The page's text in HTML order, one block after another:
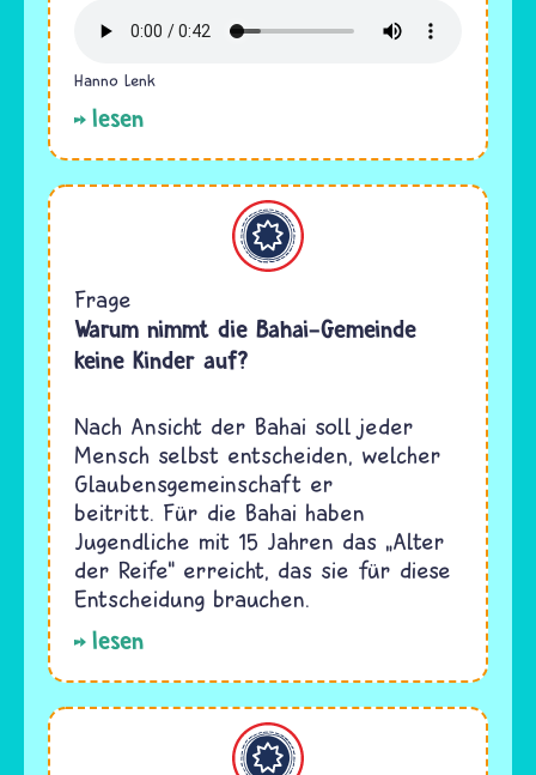
Hanno Lenk
lesen
Bahaitum
Frage
Warum nimmt die Bahai-Gemeinde
keine Kinder auf?
Nach Ansicht der Bahai soll jeder
Mensch selbst entscheiden, welcher
Glaubensgemeinschaft er
beitritt. Für die Bahai haben
Jugendliche mit 15 Jahren das „Alter
der Reife“ erreicht, das sie für diese
Entscheidung brauchen.
lesen
Bahaitum